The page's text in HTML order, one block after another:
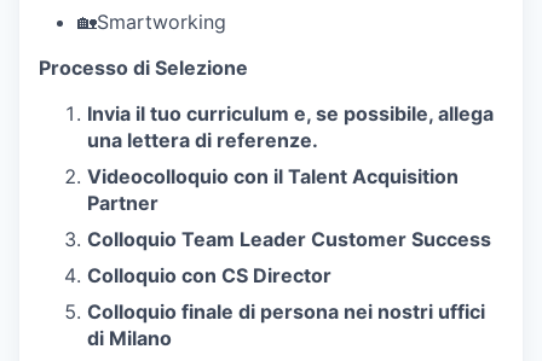
🏡Smartworking
Processo di Selezione
Invia il tuo curriculum e, se possibile, allega
una lettera di referenze.
Videocolloquio con il Talent Acquisition
Partner
Colloquio Team Leader Customer Success
Colloquio con CS Director
Colloquio finale di persona nei nostri uffici
di Milano